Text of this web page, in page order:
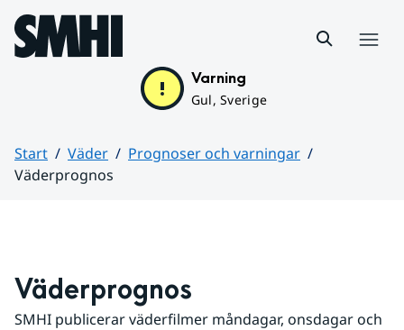
Hoppa till sidans innehåll
Varning
Gul, Sverige
Start Väder
Prognoser och varningar
Väderprognos
Väderprognos
SMHI publicerar väderfilmer måndagar, onsdagar och